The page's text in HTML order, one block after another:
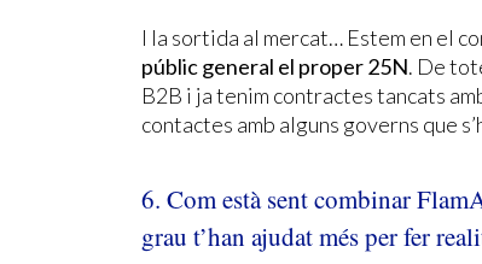
I la sortida al mercat… Estem en el
públic general el proper 25N. De
B2B i ja tenim contractes tancats
contactes amb alguns governs que
6. Com està sent combinar
grau t’han ajudat més per fer